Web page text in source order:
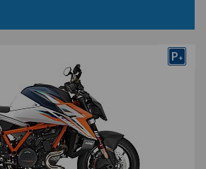
P+